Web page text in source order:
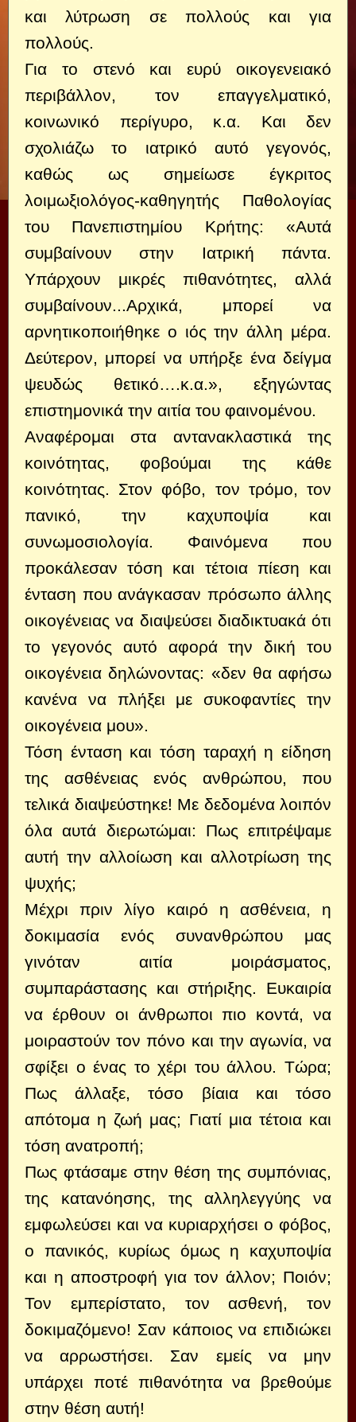
και λύτρωση σε πολλούς και για
πολλούς.
Για το στενό και ευρύ οικογενειακό
περιβάλλον, τον επαγγελματικό,
κοινωνικό περίγυρο, κ.α. Και δεν
σχολιάζω το ιατρικό αυτό γεγονός,
καθώς ως σημείωσε έγκριτος
λοιμωξιολόγος-καθηγητής Παθολογίας
του Πανεπιστημίου Κρήτης: «Αυτά
συμβαίνουν στην Ιατρική πάντα.
Υπάρχουν μικρές πιθανότητες, αλλά
συμβαίνουν...Αρχικά, μπορεί να
αρνητικοποιήθηκε ο ιός την άλλη μέρα.
Δεύτερον, μπορεί να υπήρξε ένα δείγμα
ψευδώς θετικό….κ.α.», εξηγώντας
επιστημονικά την αιτία του φαινομένου.
Αναφέρομαι στα αντανακλαστικά της
κοινότητας, φοβούμαι της κάθε
κοινότητας. Στον φόβο, τον τρόμο, τον
πανικό, την καχυποψία και
συνωμοσιολογία. Φαινόμενα που
προκάλεσαν τόση και τέτοια πίεση και
ένταση που ανάγκασαν πρόσωπο άλλης
οικογένειας να διαψεύσει διαδικτυακά ότι
το γεγονός αυτό αφορά την δική του
οικογένεια δηλώνοντας: «δεν θα αφήσω
κανένα να πλήξει με συκοφαντίες την
οικογένεια μου».
Τόση ένταση και τόση ταραχή η είδηση
της ασθένειας ενός ανθρώπου, που
τελικά διαψεύστηκε! Με δεδομένα λοιπόν
όλα αυτά διερωτώμαι: Πως επιτρέψαμε
αυτή την αλλοίωση και αλλοτρίωση της
ψυχής;
Μέχρι πριν λίγο καιρό η ασθένεια, η
δοκιμασία ενός συνανθρώπου μας
γινόταν αιτία μοιράσματος,
συμπαράστασης και στήριξης. Ευκαιρία
να έρθουν οι άνθρωποι πιο κοντά, να
μοιραστούν τον πόνο και την αγωνία, να
σφίξει ο ένας το χέρι του άλλου. Τώρα;
Πως άλλαξε, τόσο βίαια και τόσο
απότομα η ζωή μας; Γιατί μια τέτοια και
τόση ανατροπή;
Πως φτάσαμε στην θέση της συμπόνιας,
της κατανόησης, της αλληλεγγύης να
εμφωλεύσει και να κυριαρχήσει ο φόβος,
ο πανικός, κυρίως όμως η καχυποψία
και η αποστροφή για τον άλλον; Ποιόν;
Τον εμπερίστατο, τον ασθενή, τον
δοκιμαζόμενο! Σαν κάποιος να επιδιώκει
να αρρωστήσει. Σαν εμείς να μην
υπάρχει ποτέ πιθανότητα να βρεθούμε
στην θέση αυτή!